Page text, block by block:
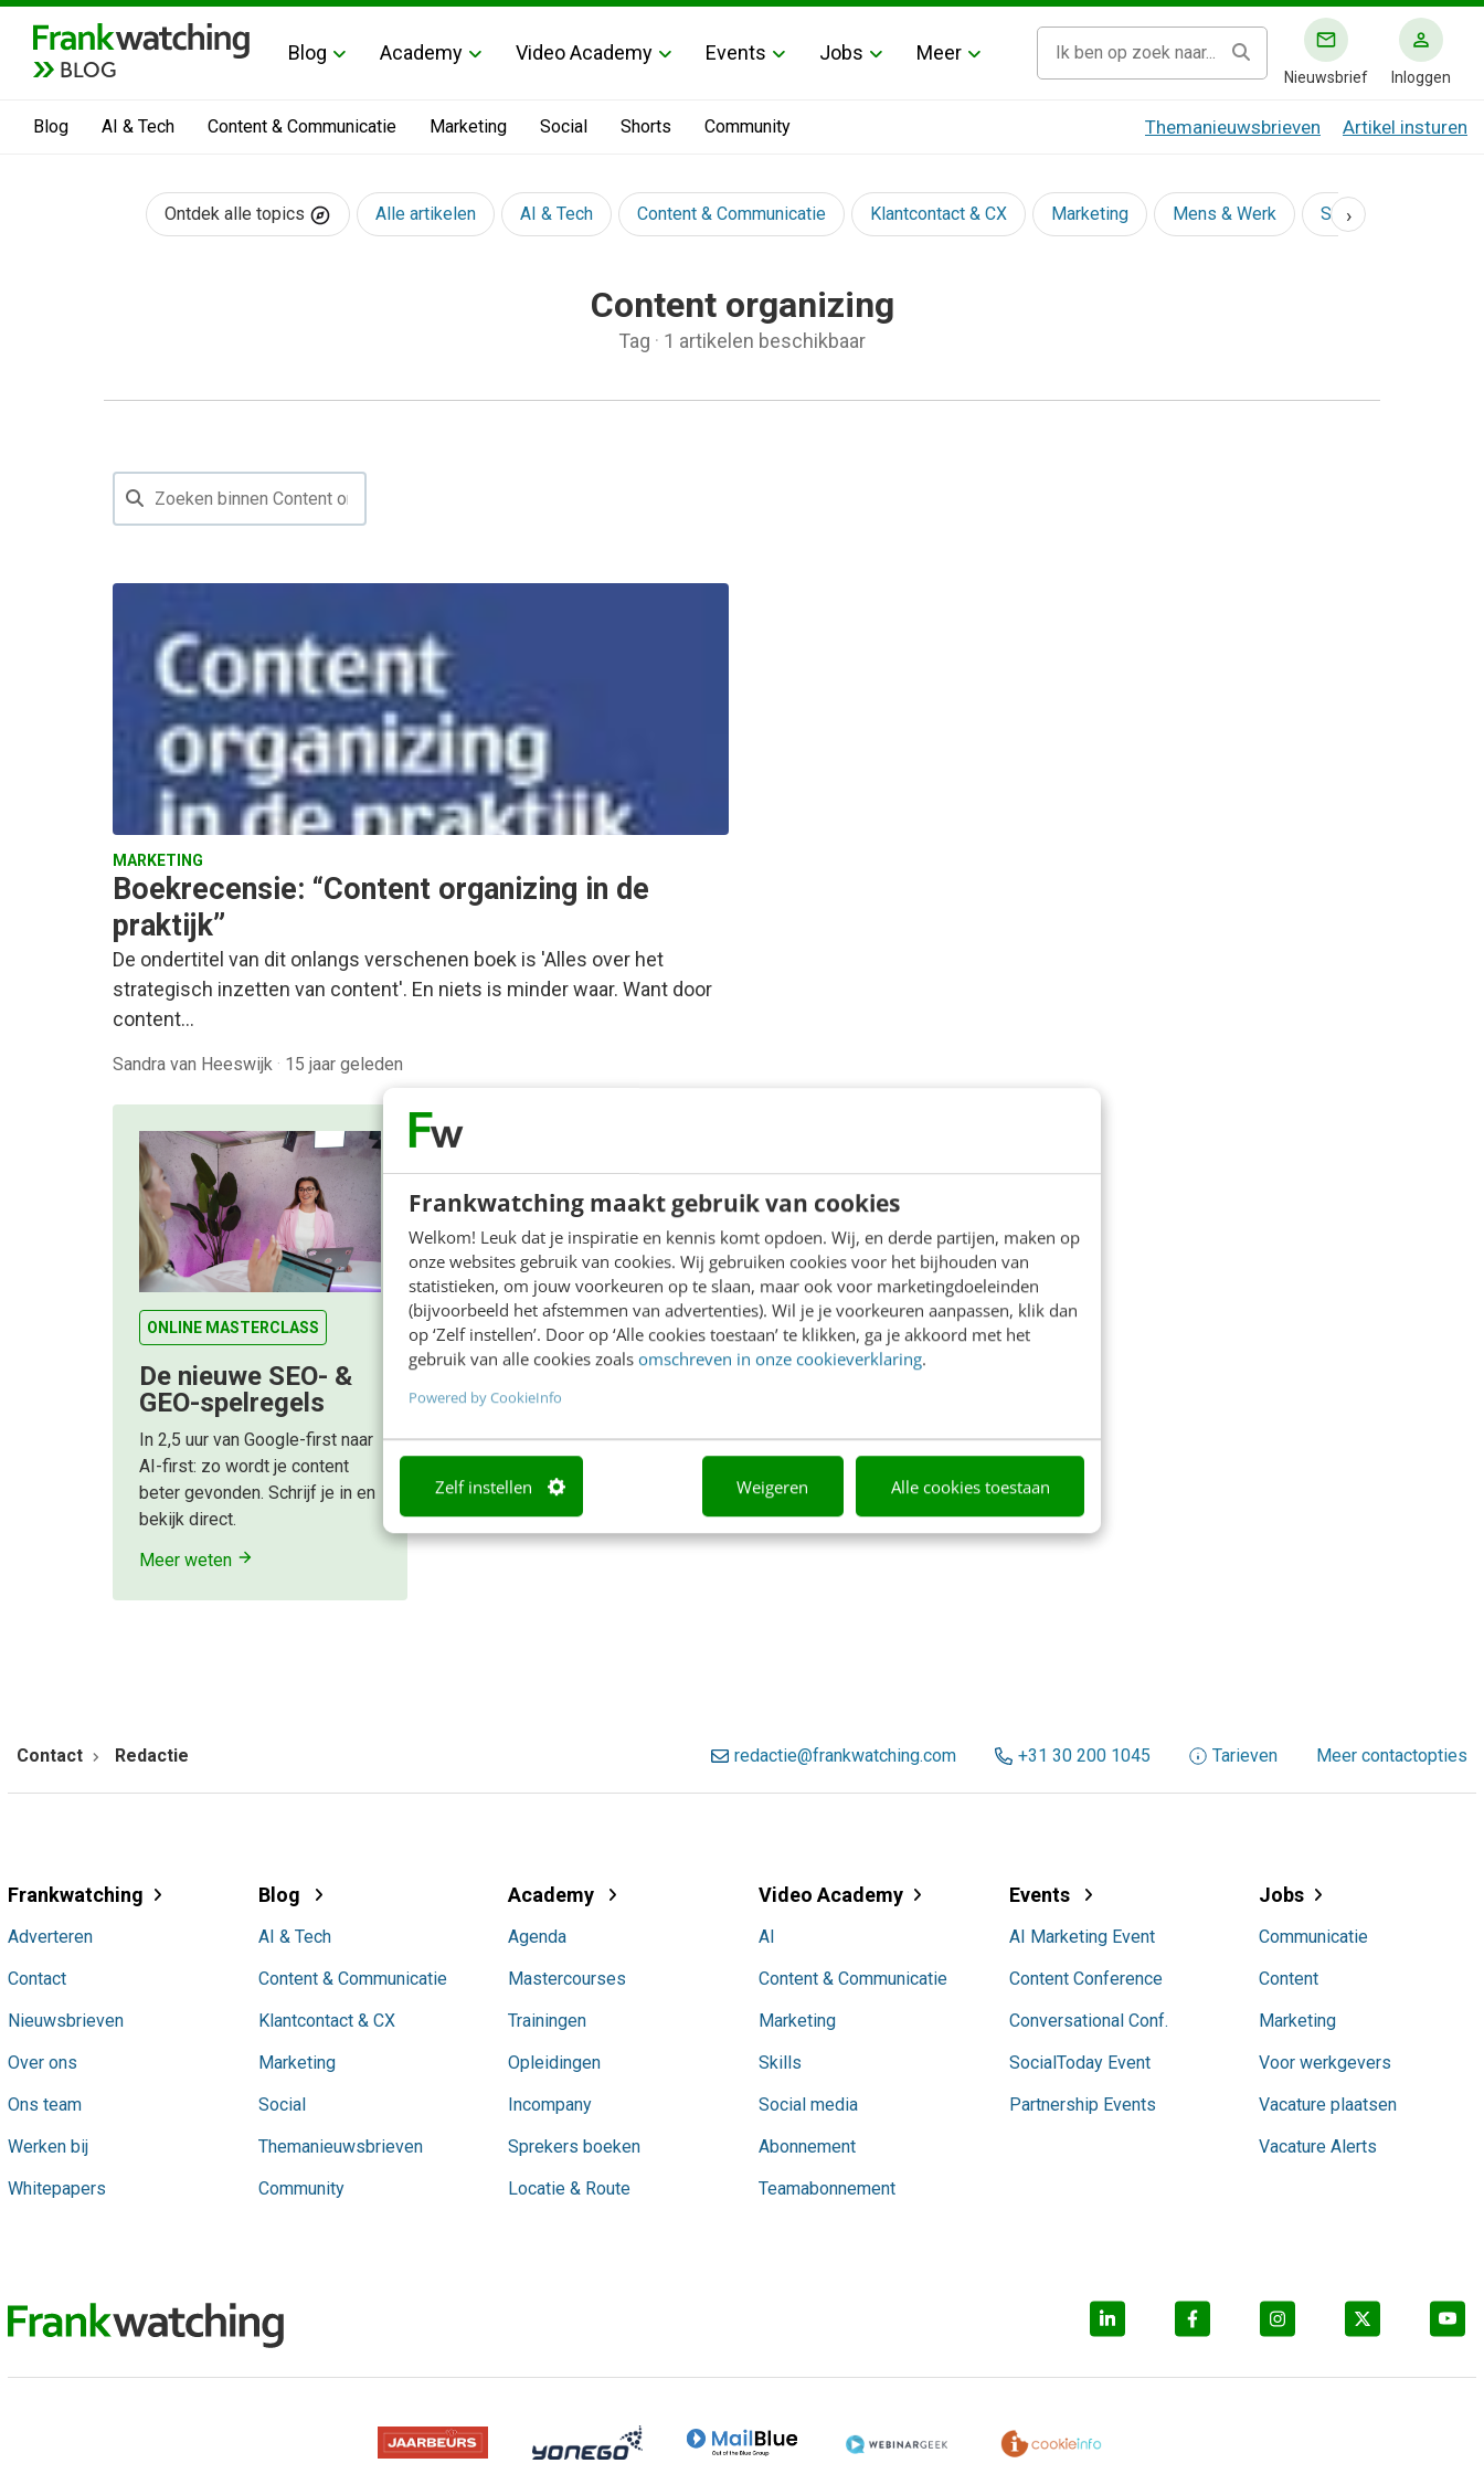
Frankwatching maakt gebruik van cookies
Welkom! Leuk dat je inspiratie en kennis komt opdoen. Wij, en derde partijen, maken op
onze websites gebruik van cookies. Wij gebruiken cookies voor het bijhouden van
statistieken, om jouw voorkeuren op te slaan, maar ook voor marketingdoeleinden
(bijvoorbeeld het afstemmen van advertenties). Wil je je voorkeuren aanpassen, klik dan
op ‘Zelf instellen’. Door op ‘Alle cookies toestaan’ te klikken, ga je akkoord met het
gebruik van alle cookies zoals omschreven in onze cookieverklaring.
Powered by CookieInfo
Zelf instellen Weigeren Alle cookies toestaan
BLOG
Blog Academy Video Academy Events Jobs Meer
Nieuwsbrief Inloggen
Blog AI & Tech Content & Communicatie Marketing Social Shorts Community Themanieuwsbrieven Artikel insturen
Ontdek alle topics Alle artikelen AI & Tech Content & Communicatie Klantcontact & CX Marketing Mens & Werk Social
›
Content organizing
Tag · 1 artikelen beschikbaar
MARKETING
Boekrecensie: “Content organizing in de
praktijk”
De ondertitel van dit onlangs verschenen boek is 'Alles over het
strategisch inzetten van content'. En niets is minder waar. Want door
content…
Sandra van Heeswijk · 15 jaar geleden
ONLINE MASTERCLASS
De nieuwe SEO- &
GEO-spelregels
In 2,5 uur van Google-first naar
AI-first: zo wordt je content
beter gevonden. Schrijf je in en
bekijk direct.
Meer weten
Contact Redactie redactie@frankwatching.com +31 30 200 1045 Tarieven Meer contactopties
Frankwatching
Adverteren
Contact
Nieuwsbrieven
Over ons
Ons team
Werken bij
Whitepapers
Blog
AI & Tech
Content & Communicatie
Klantcontact & CX
Marketing
Social
Themanieuwsbrieven
Community
Academy
Agenda
Mastercourses
Trainingen
Opleidingen
Incompany
Sprekers boeken
Locatie & Route
Video Academy
AI
Content & Communicatie
Marketing
Skills
Social media
Abonnement
Teamabonnement
Events
AI Marketing Event
Content Conference
Conversational Conf.
SocialToday Event
Partnership Events
Jobs
Communicatie
Content
Marketing
Voor werkgevers
Vacature plaatsen
Vacature Alerts